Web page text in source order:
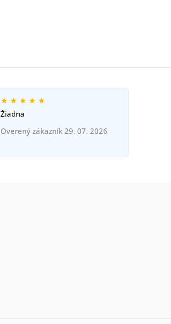
Žiadna
Overený zákazník 29. 07. 2026